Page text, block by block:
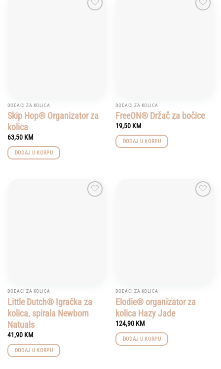
DODACI ZA KOLICA
Skip Hop® Organizator za
kolica
63,50 KM
DODAJ U KORPU
DODACI ZA KOLICA
FreeON® Držač za bočice
19,50 KM
DODAJ U KORPU
DODACI ZA KOLICA
Little Dutch® Igračka za
kolica, spirala Newborn
Natuals
41,90 KM
DODAJ U KORPU
DODACI ZA KOLICA
Elodie® organizator za
kolica Hazy Jade
124,90 KM
DODAJ U KORPU